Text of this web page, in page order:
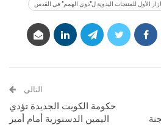
الأول للمنتجات اليدوية ل"ذوي الهمم" في القدس
التالي
حكومة الكويت الجديدة تؤدي
اليمين الدستورية أمام أمير